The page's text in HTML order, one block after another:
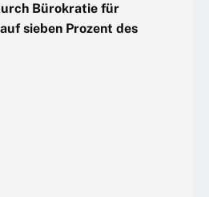
Bürokratie für
sieben Prozent des